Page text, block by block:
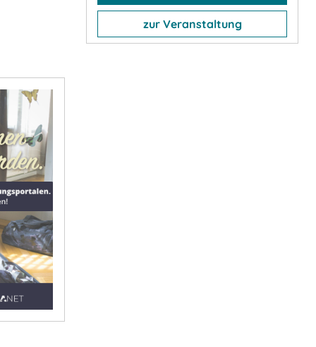
zur Veranstaltung